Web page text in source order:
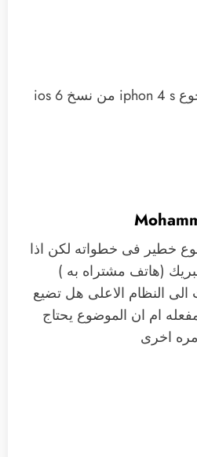
كيف يمكن رجوع iphon 4 s من نسخ ios 6
خطير فى خطواته لكن اذا
(هاتف مشتراه به )
النظام الاعلى هل تضيع
ام ان الموضوع يحتاج
مره اخرى